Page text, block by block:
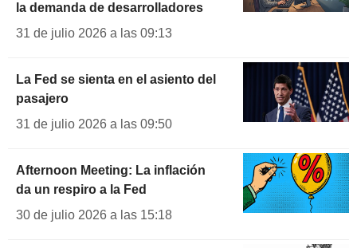
la demanda de desarrolladores
31 de julio 2026 a las 09:13
La Fed se sienta en el asiento del
pasajero
31 de julio 2026 a las 09:50
Afternoon Meeting: La inflación
da un respiro a la Fed
30 de julio 2026 a las 15:18